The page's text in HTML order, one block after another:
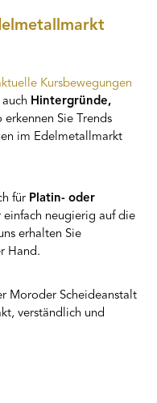
Kursbewegungen
Hintergründe,
erkennen Sie Trends
im Edelmetallmarkt
für Platin- oder
einfach neugierig auf die
erhalten Sie
Hand.
Moroder Scheideanstalt
verständlich und